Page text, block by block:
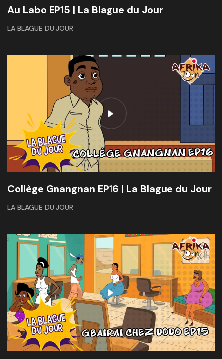
Au Labo EP15 | La Blague du Jour
LA BLAGUE DU JOUR
Collège Gnangnan EP16 | La Blague du Jour
LA BLAGUE DU JOUR